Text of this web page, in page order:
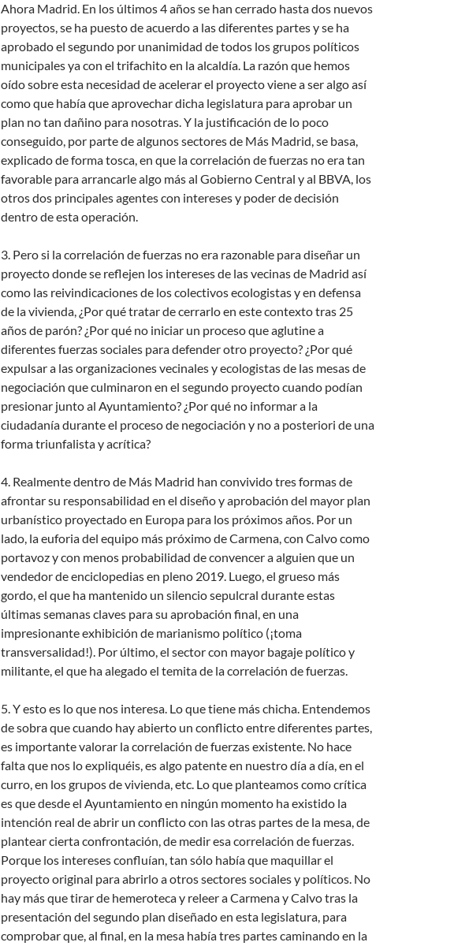
Ahora Madrid. En los últimos 4 años se han cerrado hasta dos nuevos
proyectos, se ha puesto de acuerdo a las diferentes partes y se ha
aprobado el segundo por unanimidad de todos los grupos políticos
municipales ya con el trifachito en la alcaldía. La razón que hemos
oído sobre esta necesidad de acelerar el proyecto viene a ser algo así
como que había que aprovechar dicha legislatura para aprobar un
plan no tan dañino para nosotras. Y la justificación de lo poco
conseguido, por parte de algunos sectores de Más Madrid, se basa,
explicado de forma tosca, en que la correlación de fuerzas no era tan
favorable para arrancarle algo más al Gobierno Central y al BBVA, los
otros dos principales agentes con intereses y poder de decisión
dentro de esta operación.
3. Pero si la correlación de fuerzas no era razonable para diseñar un
proyecto donde se reflejen los intereses de las vecinas de Madrid así
como las reivindicaciones de los colectivos ecologistas y en defensa
de la vivienda, ¿Por qué tratar de cerrarlo en este contexto tras 25
años de parón? ¿Por qué no iniciar un proceso que aglutine a
diferentes fuerzas sociales para defender otro proyecto? ¿Por qué
expulsar a las organizaciones vecinales y ecologistas de las mesas de
negociación que culminaron en el segundo proyecto cuando podían
presionar junto al Ayuntamiento? ¿Por qué no informar a la
ciudadanía durante el proceso de negociación y no a posteriori de una
forma triunfalista y acrítica?
4. Realmente dentro de Más Madrid han convivido tres formas de
afrontar su responsabilidad en el diseño y aprobación del mayor plan
urbanístico proyectado en Europa para los próximos años. Por un
lado, la euforia del equipo más próximo de Carmena, con Calvo como
portavoz y con menos probabilidad de convencer a alguien que un
vendedor de enciclopedias en pleno 2019. Luego, el grueso más
gordo, el que ha mantenido un silencio sepulcral durante estas
últimas semanas claves para su aprobación final, en una
impresionante exhibición de marianismo político (¡toma
transversalidad!). Por último, el sector con mayor bagaje político y
militante, el que ha alegado el temita de la correlación de fuerzas.
5. Y esto es lo que nos interesa. Lo que tiene más chicha. Entendemos
de sobra que cuando hay abierto un conflicto entre diferentes partes,
es importante valorar la correlación de fuerzas existente. No hace
falta que nos lo expliquéis, es algo patente en nuestro día a día, en el
curro, en los grupos de vivienda, etc. Lo que planteamos como crítica
es que desde el Ayuntamiento en ningún momento ha existido la
intención real de abrir un conflicto con las otras partes de la mesa, de
plantear cierta confrontación, de medir esa correlación de fuerzas.
Porque los intereses confluían, tan sólo había que maquillar el
proyecto original para abrirlo a otros sectores sociales y políticos. No
hay más que tirar de hemeroteca y releer a Carmena y Calvo tras la
presentación del segundo plan diseñado en esta legislatura, para
comprobar que, al final, en la mesa había tres partes caminando en la